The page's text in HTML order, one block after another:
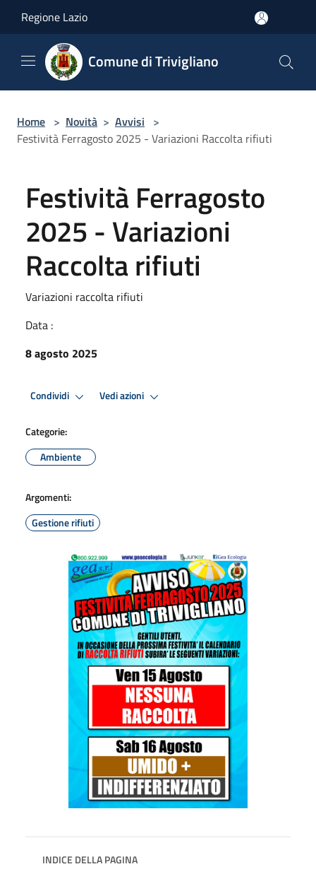
Regione Lazio
Comune di Trivigliano
Home > Novità > Avvisi >
Festività Ferragosto 2025 - Variazioni Raccolta rifiuti
Festività Ferragosto
2025 - Variazioni
Raccolta rifiuti
Variazioni raccolta rifiuti
Data :
8 agosto 2025
Condividi Vedi azioni
Categorie:
Ambiente
Argomenti:
Gestione rifiuti
INDICE DELLA PAGINA